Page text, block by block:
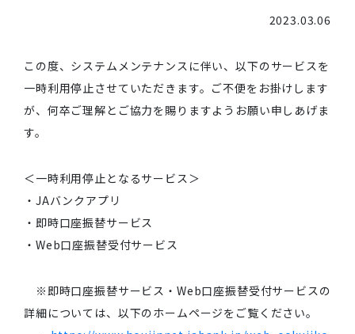
2023.03.06
この度、システムメンテナンスに伴い、以下のサービスを
一時利用停止させていただきます。ご不便をお掛けします
が、何卒ご理解とご協力を賜りますようお願い申しあげま
す。
＜一時利用停止となるサービス＞
・JAバンクアプリ
・即時口座振替サービス
・Web口座振替受付サービス
※即時口座振替サービス・Web口座振替受付サービスの
詳細については、以下のホームページをご覧ください。